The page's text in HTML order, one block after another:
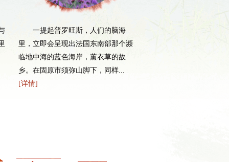
乡亲们的生活越来越好，我很高
一定要实现全部脱贫目标，这
8月15日，记者跟随第十四届全
国网络媒体宁夏行采访团从泾源县香
水镇启程，前往花田花海，一路上公
路两侧美景令记者情不自... [详情]